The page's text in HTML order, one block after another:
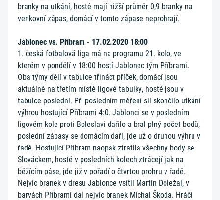
branky na utkání, hosté mají nižší průměr 0,9 branky na
venkovní zápas, domácí v tomto zápase neprohrají.
Jablonec vs. Příbram - 17.02.2020 18:00
1. česká fotbalová liga má na programu 21. kolo, ve
kterém v pondělí v 18:00 hostí Jablonec tým Příbrami.
Oba týmy dělí v tabulce třináct příček, domácí jsou
aktuálně na třetím místě ligové tabulky, hosté jsou v
tabulce poslední. Při posledním měření sil skončilo utkání
výhrou hostující Příbrami 4:0. Jablonci se v posledním
ligovém kole proti Boleslavi dařilo a bral plný počet bodů,
poslední zápasy se domácím daří, jde už o druhou výhru v
řadě. Hostující Příbram naopak ztratila všechny body se
Slováckem, hosté v posledních kolech ztrácejí jak na
běžícím páse, jde již v pořadí o čtvrtou prohru v řadě.
Nejvíc branek v dresu Jablonce vsítil Martin Doležal, v
barvách Příbrami dal nejvíc branek Michal Škoda. Hráči